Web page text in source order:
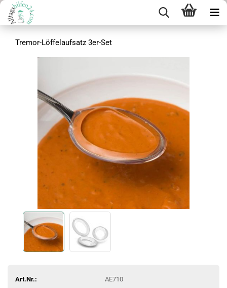
Tremor-Löffelaufsatz 3er-Set
Art.Nr.:
AE710